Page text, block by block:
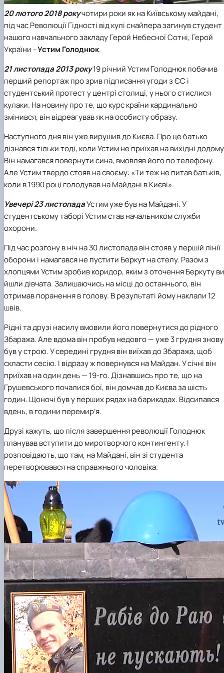
Іноземні мови
Працевлаштування
Їдальні та буфети
Студентські квитки
Центр вивчення мов
Психологічна підтримка
Інклюзивне середовище
Рада молодих вчених
Наукові школи
Стартап школа НУБіП України
Методичні рекомендації, пам'ятки
Форми документів
Патентно-ліцензійна діяльність
ЦКНО «Агропромисловий комплекс, лісове і
садово-паркове господарство, ветеринарна
медицина»
Обладнання НУБіП України
Біоетична комісія
Наукові видання
Досліднику та автору
Звіт про проведення НТЗ
Наукові журнали НУБіП України
Пам'ятка про проведення науково-
заходів
Порядок планування та організації
проведення НТЗ
Результати науково-технічних заходів
Монографії
Наука для бізнесу
Каталог наукових послуг
«SEB-2024»
Рада роботодавців
Благодійний фонд «Голосіївська ініціатива
2020»
Видатні випускники та працівники
Звіт ректора
Пам'яті захисників України
Почесні доктори і професори НУБіП України
Університетський кур'єр
Вибори ректора
Програма розвитку університету
ініціатива – 2025»
Державні закупівлі
Офіційна символіка
Антикорупційні заходи
Уповноважена особа з питань запобігання
Положення про антикорупційного
уповноваженого НУБіП України
Національні нормативно-правові акти
Нормативно-правові акти НУБіП України
Інформаційні ресурси НАЗК
Методичні роз’яснення НАЗК
Антикорупційні заходи
Гендерна радниця
20 лютого 2018 рокучотири роки як на Київському майдані,
під час Революції Гідності від кулі снайпера загинув студент
нашого навчального закладу Герой Небесної Сотні, Герой
України -Устим Голоднюк.
21 листопада 2013 року19­ річний Устим Голоднюк побачив
перший репортаж про зрив підписання угоди з ЄС і
студентський протест у центрі столиці, у нього стислися
кулаки. На новину про те, що курс країни кардинально
змінився, він відреагував як на особисту образу.
Наступного дня він уже вирушив до Києва. Про це батько
дізнався тільки тоді, коли Устим не приїхав на вихідні
Він намагався повернути сина, вмовляв його по телефону.
Але Устим твердо стояв на своєму: «Ти теж не питав батьків,
коли в 1990 році голодував на Майдані в Києві».
Увечері 23 листопадаУстим уже був на Майдані. У
студентському таборі Устим став начальником служби
охорони.
Під час розгону в ніч на 30 листопада він стояв у першій лінії
оборони і намагався не пустити Беркут на стелу. Разом з
хлопцями Устим зробив коридор, яким з оточення Беркуту
йшли дівчата. Залишаючись на місці до останнього, він
отримав поранення в голову. В результаті йому наклали 12
швів.
Рідні та друзі насилу вмовили його повернутися до рідного
Збаража. Але вдома він пробув недовго — уже 3 грудня знову
був у строю. У середині грудня він виїхав до Збаража, щоб
скласти сесію. І відразу ж повернувся на Майдан. У січні він
приїхав на один день — 19-­го. Дізнавшись про те, що на
Грушевського почалися бої, він домчав до Києва за шість
годин. Щоночі був у перших рядах на барикадах. Відсипався
вдень, в години перемир’я.
Друзі кажуть, що після завершення революції Голоднюк
планував вступити до миротворчого контингенту. І
розповідають, що там, на Майдані, він зі студента
перетворювався на справжнього чоловіка.